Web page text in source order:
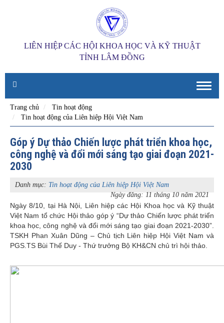
LIÊN HIỆP CÁC HỘI KHOA HỌC VÀ KỸ THUẬT
TỈNH LÂM ĐỒNG
Toggle
Trang chủ
Tin hoạt động
Tin hoạt động của Liên hiệp Hội Việt Nam
Góp ý Dự thảo Chiến lược phát triển khoa học,
công nghệ và đổi mới sáng tạo giai đoạn 2021-
2030
Danh mục: Tin hoạt động của Liên hiệp Hội Việt Nam
Ngày đăng: 11 tháng 10 năm 2021
Ngày 8/10, tại Hà Nội, Liên hiệp các Hội Khoa học và Kỹ thuật
Việt Nam tổ chức Hội thảo góp ý “Dự thảo Chiến lược phát triển
khoa học, công nghệ và đổi mới sáng tạo giai đoạn 2021-2030”.
TSKH Phan Xuân Dũng – Chủ tịch Liên hiệp Hội Việt Nam và
PGS.TS Bùi Thế Duy - Thứ trưởng Bộ KH&CN chủ trì hội thảo.